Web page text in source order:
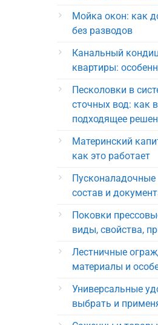
Мойка окон: как
без разводов
Канальный
квартиры:
Песколовки в
сточных вод: как
подходящее
Материнский
как это работает
состав и
Поковки
виды, свойства,
Лестничные
материалы и
Универсальные
выбрать и